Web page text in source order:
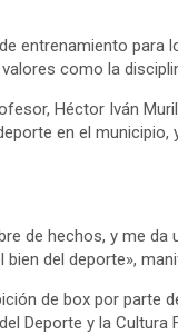
entrenamiento para
como la
Héctor Iván
en el
de hechos, y me
del deporte»,
de box por parte
Deporte y la Cultura